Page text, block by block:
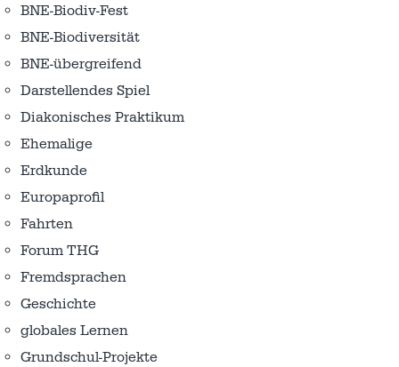
BNE-Biodiv-Fest
BNE-Biodiversität
BNE-übergreifend
Darstellendes Spiel
Diakonisches Praktikum
Ehemalige
Erdkunde
Europaprofil
Fahrten
Forum THG
Fremdsprachen
Geschichte
globales Lernen
Grundschul-Projekte